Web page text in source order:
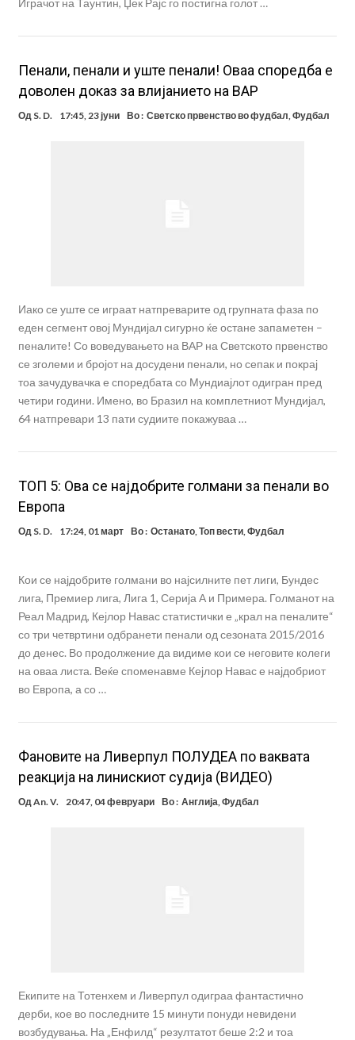
Пенали, пенали и уште пенали! Оваа споредба е
доволен доказ за влијанието на ВАР
Од S. D. 17:45, 23 јуни Во : Светско првенство во фудбал Фудбал
Иако се уште се играат натпреварите од групната фаза по
еден сегмент овој Мундијал сигурно ќе остане запаметен –
пеналите! Со воведувањето на ВАР на Светското првенство
се зголеми и бројот на досудени пенали, но сепак и покрај
тоа зачудувачка е споредбата со Мундиајлот одигран пред
четири години. Имено, во Бразил на комплетниот Мундијал,
64 натпревари 13 пати судиите покажуваа …
ТОП 5: Ова се најдобрите голмани за пенали во
Европа
Од S. D. 17:24, 01 март Во : Останато,Топ вести,Фудбал
Кои се најдобрите голмани во најсилните пет лиги, Бундес
лига, Премиер лига, Лига 1, Серија А и Примера. Голманот на
Реал Мадрид, Кејлор Навас статистички е „крал на пеналите“
со три четвртини одбранети пенали од сезоната 2015/2016
до денес. Во продолжение да видиме кои се неговите колеги
на оваа листа. Веќе споменавме Кејлор Навас е најдобриот
во Европа, а со …
Фановите на Ливерпул ПОЛУДЕА по ваквата
реакција на линискиот судија (ВИДЕО)
ОдAn. V. 20:47, 04 февруари Во : Англија,Фудбал
Екипите на Тотенхем и Ливерпул одиграа фантастично
дерби, кое во последните 15 минути понуди невидени
возбудувања. На „Енфилд“ резултатот беше 2:2 и тоа